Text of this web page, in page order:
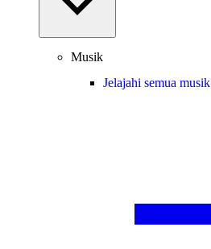
Musik
Jelajahi semua musik